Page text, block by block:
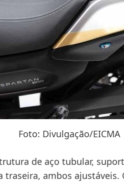
Foto: Divulgação/EICMA
de aço tubular,
ambos ajustáveis.